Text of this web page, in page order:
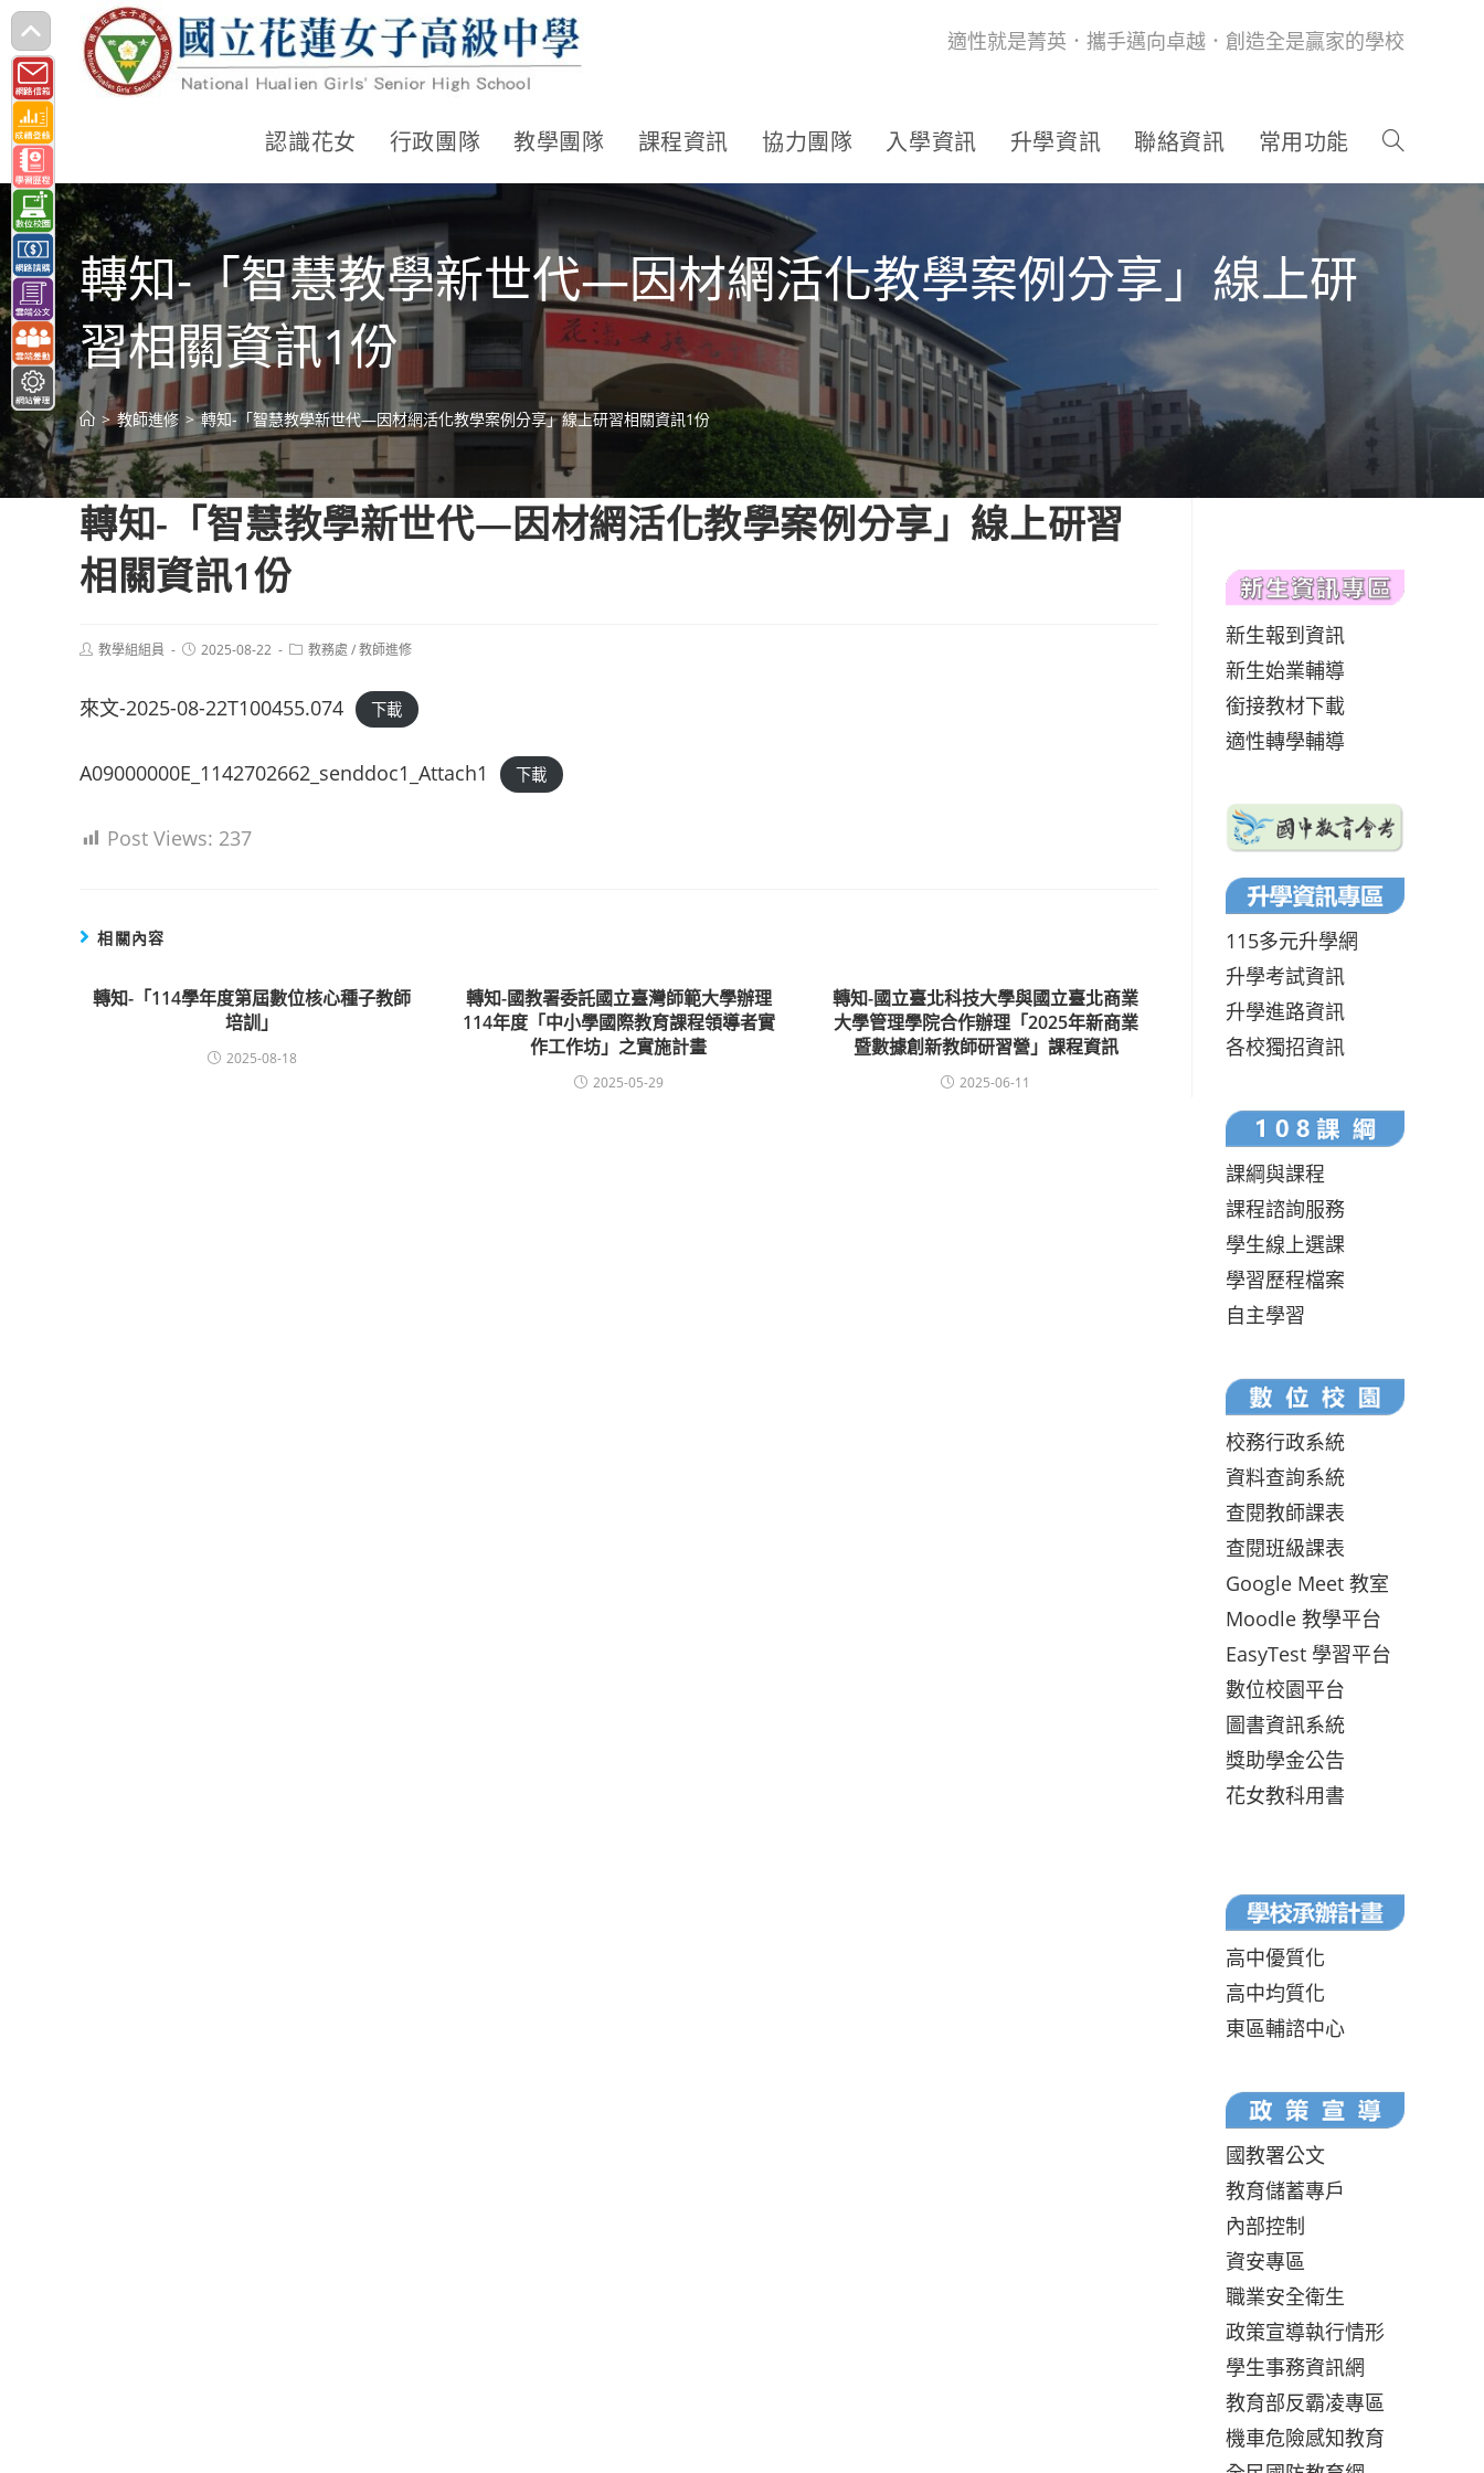
跳
轉
至
主
要
內
容
適性就是菁英．攜手邁向卓越．創造全是贏家的學校
認識花女 行政團隊 教學團隊 課程資訊 協力團隊 入學資訊 升學資訊 聯絡資訊 常用功能
轉知-「智慧教學新世代—因材網活化教學案例分享」線上研
習相關資訊1份
> 教師進修 > 轉知-「智慧教學新世代—因材網活化教學案例分享」線上研習相關資訊1份
轉知-「智慧教學新世代—因材網活化教學案例分享」線上研習
相關資訊1份
Post教學組組員
Post2025-08-22
Post教務處 /教師進修
來文-2025-08-22T100455.074 下載
A09000000E_1142702662_senddoc1_Attach1 下載
Post Views: 237
相關內容
轉知-「114學年度第屆數位核心種子教師
培訓」
2025-08-18
轉知-國教署委託國立臺灣師範大學辦理
114年度「中小學國際教育課程領導者實
作工作坊」之實施計畫
2025-05-29
轉知-國立臺北科技大學與國立臺北商業
大學管理學院合作辦理「2025年新商業
暨數據創新教師研習營」課程資訊
2025-06-11
新生報到資訊
新生始業輔導
銜接教材下載
適性轉學輔導
115多元升學網
升學考試資訊
升學進路資訊
各校獨招資訊
課綱與課程
課程諮詢服務
學生線上選課
學習歷程檔案
自主學習
校務行政系統
資料查詢系統
查閱教師課表
查閱班級課表
Google Meet 教室
Moodle 教學平台
EasyTest 學習平台
數位校園平台
圖書資訊系統
獎助學金公告
花女教科用書
高中優質化
高中均質化
東區輔諮中心
國教署公文
教育儲蓄專戶
內部控制
資安專區
職業安全衛生
政策宣導執行情形
學生事務資訊網
教育部反霸凌專區
機車危險感知教育